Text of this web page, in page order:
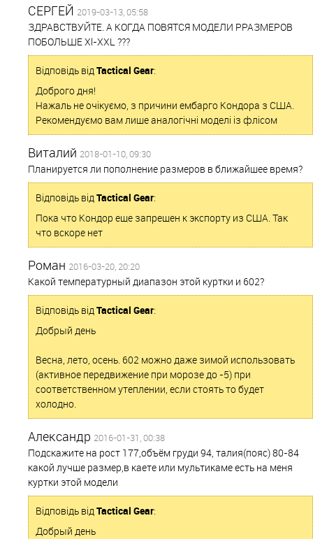
СЕРГЕЙ 2019-03-13, 05:58
ЗДРАВСТВУЙТЕ. А КОГДА ПОВЯТСЯ МОДЕЛИ РРАЗМЕРОВ
ПОБОЛЬШЕ Xl-XXL ???
Відповідь відTactical Gear:
Доброго дня!
Нажаль не очікуємо, з причини ембарго Кондора з США.
Рекомендуємо вам лише аналогічні моделі із флісом
Виталий 2018-01-10, 09:30
Планируется ли пополнение размеров в ближайшее время?
Відповідь відTactical Gear:
Пока что Кондор еще запрещен к экспорту из США. Так
что вскоре нет
Роман 2016-03-20, 20:20
Какой температурный диапазон этой куртки и 602?
Відповідь відTactical Gear:
Добрый день
Весна, лето, осень. 602 можно даже зимой использовать
(активное передвижение при морозе до -5) при
соответственном утеплении, если стоять то будет
холодно.
Александр 2016-01-31, 00:38
Подскажите на рост 177,объём груди 94, талия(пояс) 80-84
какой лучше размер,в каете или мультикаме есть на меня
куртки этой модели
Відповідь відTactical Gear:
Добрый день